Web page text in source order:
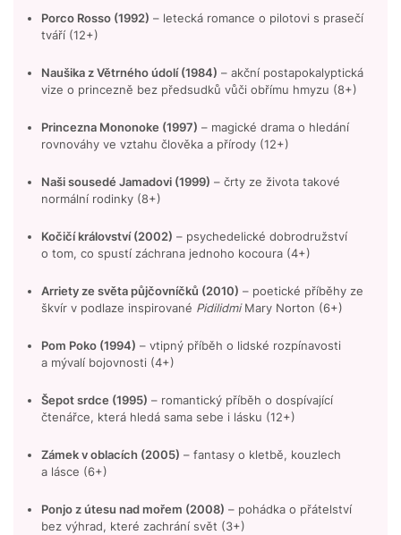
Porco Rosso (1992) – letecká romance o pilotovi s prasečí
tváří (12+)
Naušika z Větrného údolí (1984) – akční postapokalyptická
vize o princezně bez předsudků vůči obřímu hmyzu (8+)
Princezna Mononoke (1997) – magické drama o hledání
rovnováhy ve vztahu člověka a přírody (12+)
Naši sousedé Jamadovi (1999) – črty ze života takové
normální rodinky (8+)
Kočičí království (2002) – psychedelické dobrodružství
o tom, co spustí záchrana jednoho kocoura (4+)
Arriety ze světa půjčovníčků (2010) – poetické příběhy ze
škvír v podlaze inspirované PidilidmiMary Norton (6+)
Pom Poko (1994) – vtipný příběh o lidské rozpínavosti
a mývalí bojovnosti (4+)
Šepot srdce (1995) – romantický příběh o dospívající
čtenářce, která hledá sama sebe i lásku (12+)
Zámek v oblacích (2005) – fantasy o kletbě, kouzlech
a lásce (6+)
Ponjo z útesu nad mořem (2008) – pohádka o přátelství
bez výhrad, které zachrání svět (3+)